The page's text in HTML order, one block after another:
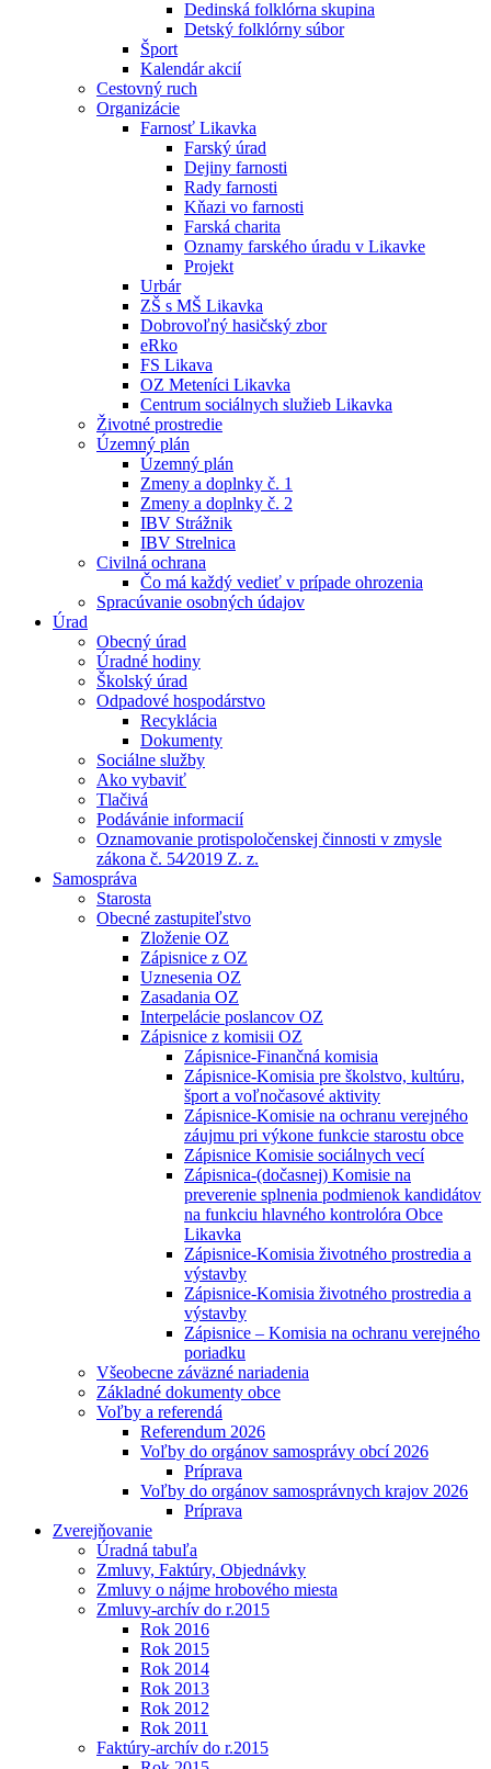
Dedinská folklórna skupina
Detský folklórny súbor
Šport
Kalendár akcií
Cestovný ruch
Organizácie
Farnosť Likavka
Farský úrad
Dejiny farnosti
Rady farnosti
Kňazi vo farnosti
Farská charita
Oznamy farského úradu v Likavke
Projekt
Urbár
ZŠ s MŠ Likavka
Dobrovoľný hasičský zbor
eRko
FS Likava
OZ Meteníci Likavka
Centrum sociálnych služieb Likavka
Životné prostredie
Územný plán
Územný plán
Zmeny a doplnky č. 1
Zmeny a doplnky č. 2
IBV Strážnik
IBV Strelnica
Civilná ochrana
Čo má každý vedieť v prípade ohrozenia
Spracúvanie osobných údajov
Úrad
Obecný úrad
Úradné hodiny
Školský úrad
Odpadové hospodárstvo
Recyklácia
Dokumenty
Sociálne služby
Ako vybaviť
Tlačivá
Podávánie informacií
Oznamovanie protispoločenskej činnosti v zmysle
zákona č. 54⁄2019 Z. z.
Samospráva
Starosta
Obecné zastupiteľstvo
Zloženie OZ
Zápisnice z OZ
Uznesenia OZ
Zasadania OZ
Interpelácie poslancov OZ
Zápisnice z komisii OZ
Zápisnice-Finančná komisia
Zápisnice-Komisia pre školstvo, kultúru,
šport a voľnočasové aktivity
Zápisnice-Komisie na ochranu verejného
záujmu pri výkone funkcie starostu obce
Zápisnice Komisie sociálnych vecí
Zápisnica-(dočasnej) Komisie na
preverenie splnenia podmienok kandidátov
na funkciu hlavného kontrolóra Obce
Likavka
Zápisnice-Komisia životného prostredia a
výstavby
Zápisnice-Komisia životného prostredia a
výstavby
Zápisnice – Komisia na ochranu verejného
poriadku
Všeobecne záväzné nariadenia
Základné dokumenty obce
Voľby a referendá
Referendum 2026
Voľby do orgánov samosprávy obcí 2026
Príprava
Voľby do orgánov samosprávnych krajov 2026
Príprava
Zverejňovanie
Úradná tabuľa
Zmluvy, Faktúry, Objednávky
Zmluvy o nájme hrobového miesta
Zmluvy-archív do r.2015
Rok 2016
Rok 2015
Rok 2014
Rok 2013
Rok 2012
Rok 2011
Faktúry-archív do r.2015